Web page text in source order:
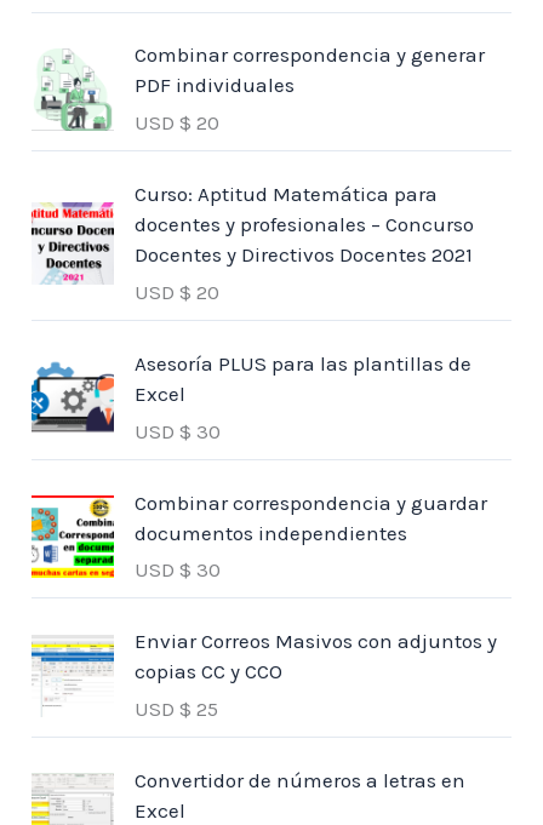
Combinar correspondencia y generar
PDF individuales
USD $ 20
Curso: Aptitud Matemática para
docentes y profesionales – Concurso
Docentes y Directivos Docentes 2021
USD $ 20
Asesoría PLUS para las plantillas de
Excel
USD $ 30
Combinar correspondencia y guardar
documentos independientes
USD $ 30
Enviar Correos Masivos con adjuntos y
copias CC y CCO
USD $ 25
Convertidor de números a letras en
Excel